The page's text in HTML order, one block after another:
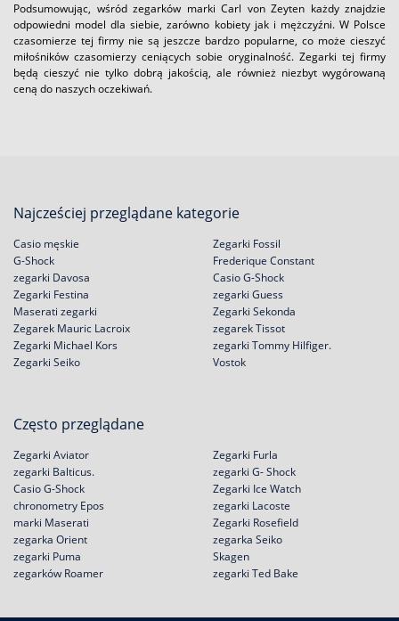
Podsumowując, wśród zegarków marki Carl von Zeyten każdy znajdzie
odpowiedni model dla siebie, zarówno kobiety jak i mężczyźni. W Polsce
czasomierze tej firmy nie są jeszcze bardzo popularne, co może cieszyć
miłośników czasomierzy ceniących sobie oryginalność. Zegarki tej firmy
będą cieszyć nie tylko dobrą jakością, ale również niezbyt wygórowaną
ceną do naszych oczekiwań.
Najcześciej przeglądane kategorie
Casio męskie
G-Shock
zegarki Davosa
Zegarki Festina
Zegarki Fossil
Frederique Constant
Casio G-Shock
zegarki Guess
Maserati zegarki
Zegarek Mauric Lacroix
Zegarki Michael Kors
Zegarki Seiko
Zegarki Sekonda
zegarek Tissot
zegarki Tommy Hilfiger.
Vostok
Często przeglądane
Zegarki Aviator
zegarki Balticus.
Casio G-Shock
chronometry Epos
Zegarki Furla
zegarki G- Shock
Zegarki Ice Watch
zegarki Lacoste
marki Maserati
zegarka Orient
zegarki Puma
zegarków Roamer
Zegarki Rosefield
zegarka Seiko
Skagen
zegarki Ted Bake